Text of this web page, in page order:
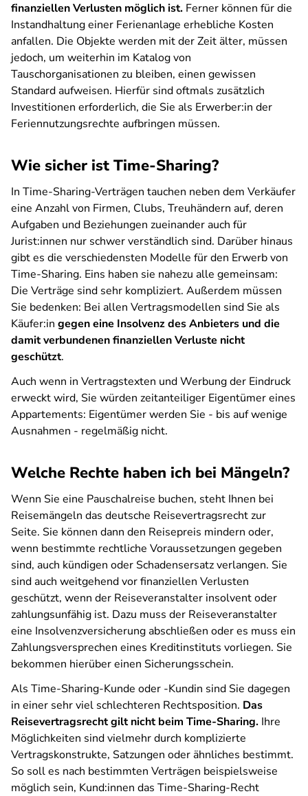
finanziellen Verlusten möglich ist. Ferner können für die
Instandhaltung einer Ferienanlage erhebliche Kosten
anfallen. Die Objekte werden mit der Zeit älter, müssen
jedoch, um weiterhin im Katalog von
Tauschorganisationen zu bleiben, einen gewissen
Standard aufweisen. Hierfür sind oftmals zusätzlich
Investitionen erforderlich, die Sie als Erwerber:in der
Feriennutzungsrechte aufbringen müssen.
Wie sicher ist Time-Sharing?
In Time-Sharing-Verträgen tauchen neben dem Verkäufer
eine Anzahl von Firmen, Clubs, Treuhändern auf, deren
Aufgaben und Beziehungen zueinander auch für
Jurist:innen nur schwer verständlich sind. Darüber hinaus
gibt es die verschiedensten Modelle für den Erwerb von
Time-Sharing. Eins haben sie nahezu alle gemeinsam:
Die Verträge sind sehr kompliziert. Außerdem müssen
Sie bedenken: Bei allen Vertragsmodellen sind Sie als
Käufer:in gegen eine Insolvenz des Anbieters und die
damit verbundenen finanziellen Verluste nicht
geschützt.
Auch wenn in Vertragstexten und Werbung der Eindruck
erweckt wird, Sie würden zeitanteiliger Eigentümer eines
Appartements: Eigentümer werden Sie - bis auf wenige
Ausnahmen - regelmäßig nicht.
Welche Rechte haben ich bei Mängeln?
Wenn Sie eine Pauschalreise buchen, steht Ihnen bei
Reisemängeln das deutsche Reisevertragsrecht zur
Seite. Sie können dann den Reisepreis mindern oder,
wenn bestimmte rechtliche Voraussetzungen gegeben
sind, auch kündigen oder Schadensersatz verlangen. Sie
sind auch weitgehend vor finanziellen Verlusten
geschützt, wenn der Reiseveranstalter insolvent oder
zahlungsunfähig ist. Dazu muss der Reiseveranstalter
eine Insolvenzversicherung abschließen oder es muss ein
Zahlungsversprechen eines Kreditinstituts vorliegen. Sie
bekommen hierüber einen Sicherungsschein.
Als Time-Sharing-Kunde oder -Kundin sind Sie dagegen
in einer sehr viel schlechteren Rechtsposition. Das
Reisevertragsrecht gilt nicht beim Time-Sharing. Ihre
Möglichkeiten sind vielmehr durch komplizierte
Vertragskonstrukte, Satzungen oder ähnliches bestimmt.
So soll es nach bestimmten Verträgen beispielsweise
möglich sein, Kund:innen das Time-Sharing-Recht